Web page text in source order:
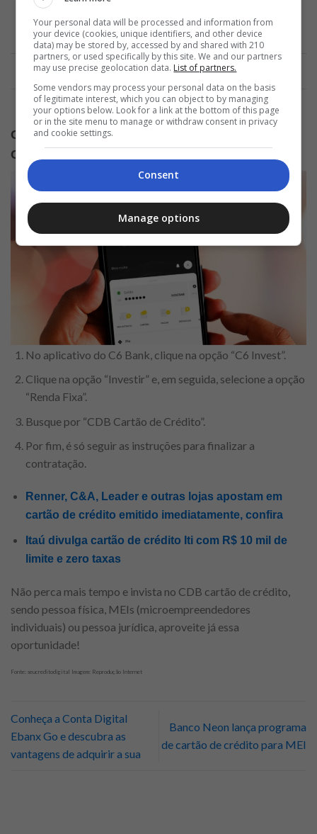
Anuncio
Confira o passo a passo para investir no CDB
Cartão de Crédito
No aplicativo do C6 Bank, clique na opção “C6 Invest”.
Clique na opção “Investir” e, em seguida, selecione a opção
“Renda Fixa”.
Busque por “CDB Cartão de Crédito”.
Por fim, é só seguir as instruções para finalizar a
contratação.
Renner, C&A, Leader e outras lojas apostam em
cartão de crédito emitido imediatamente, confira
Itaú divulga cartão de crédito Iti com R$ 10 mil de
limite e zero taxas
Não perca mais tempo e invista no CDB cartão de crédito,
sendo pessoa física, MEIs (microempreendedores
individuais) ou pessoa jurídica, aproveite já essa
oportunidade!
Fonte: seucreditodigital Imagem: Reprodução Internet
Conheça a Conta Digital
Ebanx Go e descubra as
vantagens de adquirir a sua
Banco Neon lança programa
de cartão de crédito para MEI
Your personal data will be processed and information from
your device (cookies, unique identifiers, and other device
data) may be stored by, accessed by and shared with 210
partners, or used specifically by this site. We and our partners
may use precise geolocation data. List of partners.
Some vendors may process your personal data on the basis
of legitimate interest, which you can object to by managing
your options below. Look for a link at the bottom of this page
or in the site menu to manage or withdraw consent in privacy
and cookie settings.
Consent
Manage options